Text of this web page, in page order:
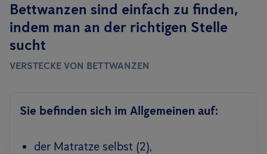
Bettwanzen sind einfach zu finden,
indem man an der richtigen Stelle
sucht
VERSTECKE VON BETTWANZEN
Sie befinden sich im Allgemeinen auf:
der Matratze selbst (2),